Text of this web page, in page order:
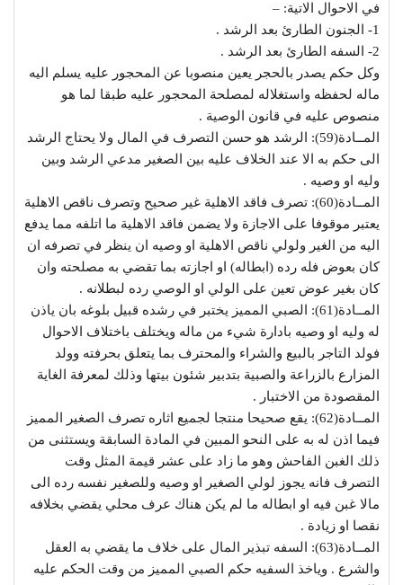
في الاحوال الاتية: –
1- الجنون الطارئ بعد الرشد .
2- السفه الطارئ بعد الرشد .
وكل حكم يصدر بالحجر يعين منصوبا عن المحجور عليه يسلم اليه
ماله لحفظه واستغلاله لمصلحة المحجور عليه طبقا لما هو
منصوص عليه في قانون الوصية .
المــادة(59): الرشد هو حسن التصرف في المال ولا يحتاج الرشد
الى حكم به الا عند الخلاف عليه بين الصغير مدعي الرشد وبين
وليه او وصيه .
المــادة(60): تصرف فاقد الاهلية غير صحيح وتصرف ناقص الاهلية
يعتبر موقوفا على الاجازة ولا يضمن فاقد الاهلية ما اتلفه مما يدفع
اليه من الغير ولولي ناقص الاهلية او وصيه ان ينظر في تصرفه ان
كان بعوض فله رده (ابطاله) او اجازته بما تقضي به مصلحته وان
كان بغير عوض تعين على الولي او الوصي رده لبطلانه .
المــادة(61): الصبي المميز يختبر في رشده قبيل بلوغه بان ياذن
له وليه او وصيه بادارة شيء من ماله ويختلف باختلاف الاحوال
فولد التاجر بالبيع والشراء والمحترف بما يتعلق بحرفته وولد
المزارع بالزراعة والصبية بتدبير شئون بيتها وذلك لمعرفة الغاية
المقصودة من الاختبار .
المــادة(62): يقع صحيحا منتجا لجميع اثاره تصرف الصغير المميز
فيما اذن له به على النحو المبين في المادة السابقة ويستثنى من
ذلك الغبن الفاحش وهو ما زاد على عشر قيمة المثل وقت
التصرف فانه يجوز لولي الصغير او وصيه وللصغير نفسه رده الى
مالا غبن فيه او ابطاله ما لم يكن هناك عرف محلي يقضي بخلافه
نقصا او زيادة .
المــادة(63): السفه تبذير المال على خلاف ما يقضي به العقل
والشرع . وياخذ السفيه حكم الصبي المميز من وقت الحكم عليه